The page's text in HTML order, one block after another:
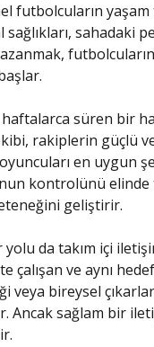
futbolcuların yaşam
sahadaki
süren bir
rakiplerin güçlü
en uygun
kontrolünü
geliştirir.
yolu da takım içi
ve aynı
bireysel
Ancak sağlam bir